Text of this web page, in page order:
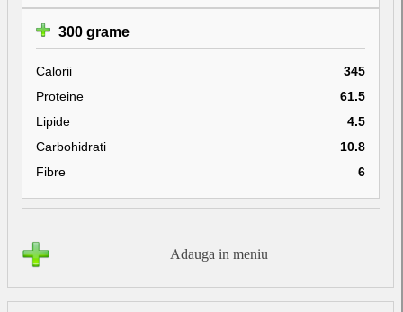
300 grame
Calorii
345
Proteine
61.5
Lipide
4.5
Carbohidrati
10.8
Fibre
6
Adauga in meniu